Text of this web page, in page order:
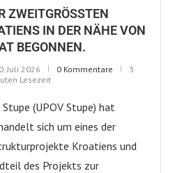
ZWEITGRÖSSTEN K
IN DER NÄHE VON S
BEGONNEN.
Juli 2026 0 Kommentare
3
Lesezeit
(UPOV Stupe) hat
sich um eines der
Kroatiens und
des Projekts zur